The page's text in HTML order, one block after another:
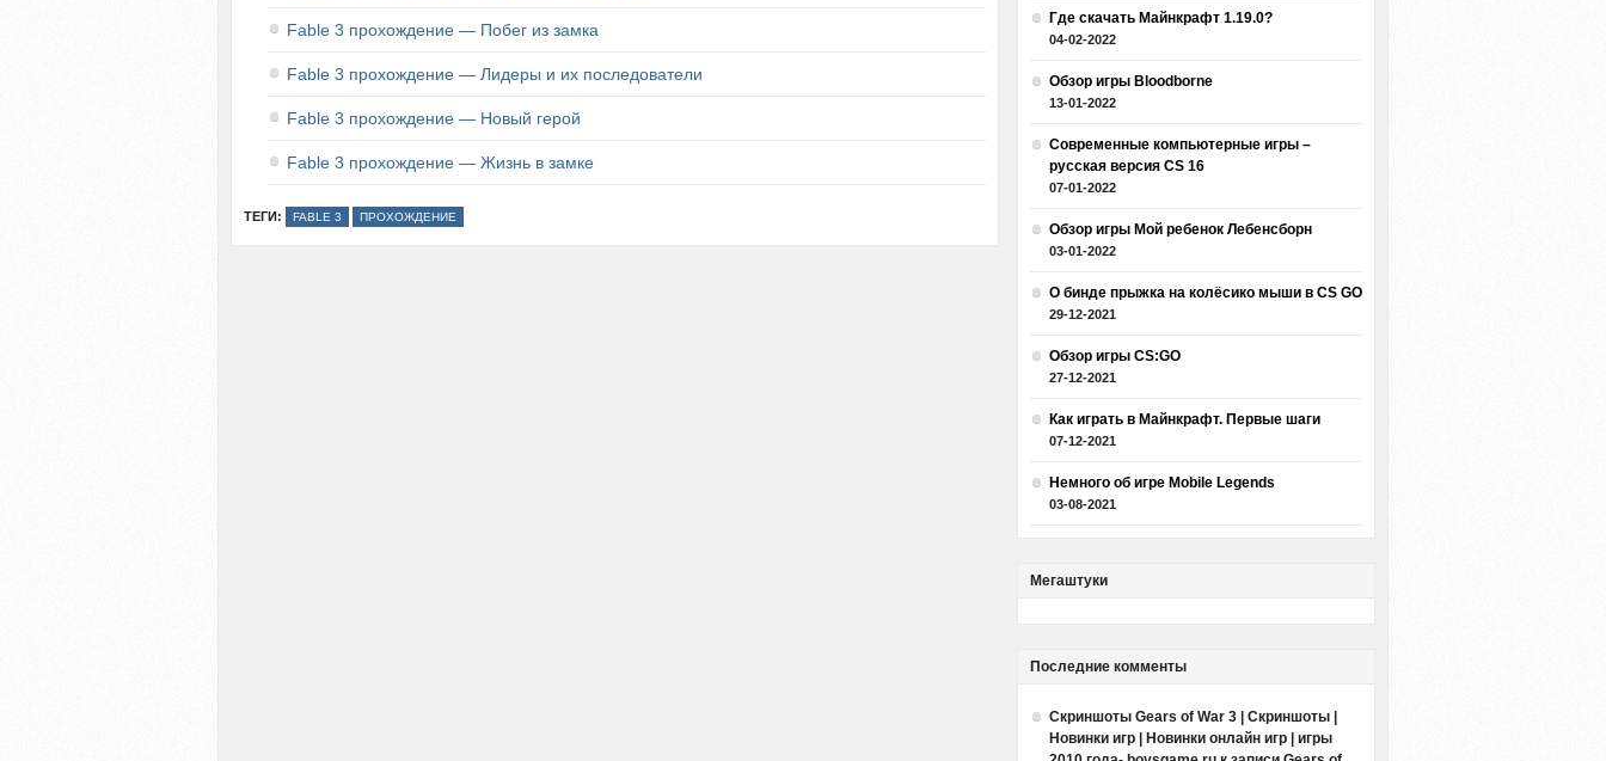
Fable 3 прохождение — Побег из замка
Fable 3 прохождение — Лидеры и их последователи
Fable 3 прохождение — Новый герой
Fable 3 прохождение — Жизнь в замке
ТЕГИ: FABLE 3 ПРОХОЖДЕНИЕ
Где скачать Майнкрафт 1.19.0?
04-02-2022
Обзор игры Bloodborne
13-01-2022
Современные компьютерные игры –
русская версия CS 16
07-01-2022
Обзор игры Мой ребенок Лебенсборн
03-01-2022
О бинде прыжка на колёсико мыши в CS GO
29-12-2021
Обзор игры CS:GO
27-12-2021
Как играть в Майнкрафт. Первые шаги
07-12-2021
Немного об игре Mobile Legends
03-08-2021
Мегаштуки
Последние комменты
Скриншоты Gears of War 3 | Скриншоты |
Новинки игр | Новинки онлайн игр | игры